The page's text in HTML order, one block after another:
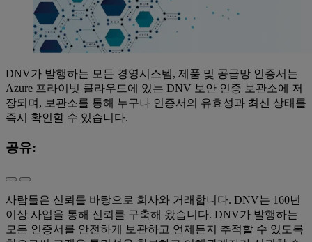
DNV가 발행하는 모든 경영시스템, 제품 및 공급망 인증서는
Azure 프라이빗 클라우드에 있는 DNV 보안 인증 보관소에 저
장되며, 보관소를 통해 누구나 인증서의 유효성과 최신 상태를
즉시 확인할 수 있습니다.
공유:
사람들은 신뢰를 바탕으로 회사와 거래합니다. DNV는 160년
이상 사업을 통해 신뢰를 구축해 왔습니다. DNV가 발행하는
모든 인증서를 안전하게 보관하고 언제든지 추적할 수 있도록